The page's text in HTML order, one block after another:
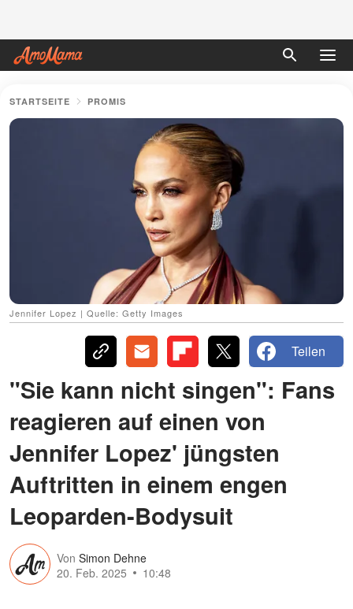
STARTSEITE PROMIS
Jennifer Lopez | Quelle: Getty Images
Teilen
"Sie kann nicht singen": Fans
reagieren auf einen von
Jennifer Lopez' jüngsten
Auftritten in einem engen
Leoparden-Bodysuit
Von Simon Dehne
20. Feb. 2025
10:48